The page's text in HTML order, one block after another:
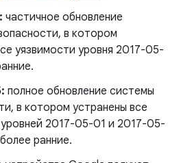
частичное обновление
в котором
уязвимости уровня 2017-05-
полное обновление системы
в котором устранены все
2017-05-01 и 2017-05-
ранние.